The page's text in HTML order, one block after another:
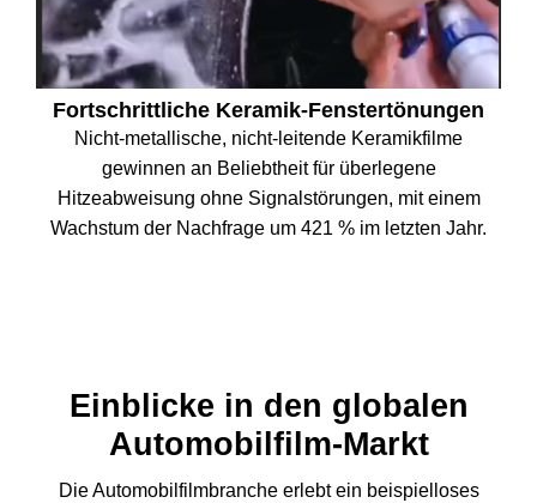
Fortschrittliche Keramik-Fenstertönungen
Nicht-metallische, nicht-leitende Keramikfilme
gewinnen an Beliebtheit für überlegene
Hitzeabweisung ohne Signalstörungen, mit einem
Wachstum der Nachfrage um 421 % im letzten Jahr.
Einblicke in den globalen
Automobilfilm-Markt
Die Automobilfilmbranche erlebt ein beispielloses